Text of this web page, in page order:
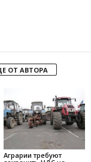
ОТ АВТОРА
Аграрии требуют